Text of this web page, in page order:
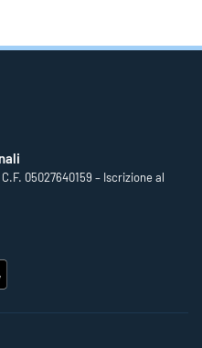
05027640159 – Iscrizione al